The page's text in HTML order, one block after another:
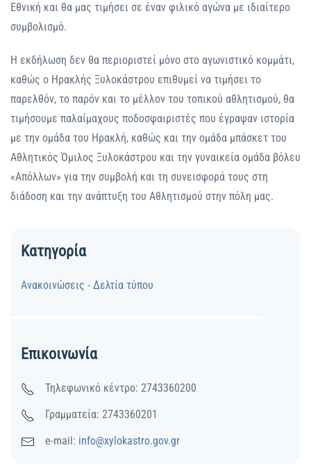
Εθνική και θα μας τιμήσει σε έναν φιλικό αγώνα με ιδιαίτερο
συμβολισμό.
Η εκδήλωση δεν θα περιοριστεί μόνο στο αγωνιστικό κομμάτι,
καθώς ο Ηρακλής Ξυλοκάστρου επιθυμεί να τιμήσει το
παρελθόν, το παρόν και το μέλλον του τοπικού αθλητισμού, θα
τιμήσουμε παλαίμαχους ποδοσφαιριστές που έγραψαν ιστορία
με την ομάδα του Ηρακλή, καθώς και την ομάδα μπάσκετ του
Αθλητικός Όμιλος Ξυλοκάστρου και την γυναικεία ομάδα βόλευ
«Απόλλων» για την συμβολή και τη συνεισφορά τους στη
διάδοση και την ανάπτυξη του Αθλητισμού στην πόλη μας.
Κατηγορία
Ανακοινώσεις - Δελτία τύπου
Επικοινωνία
Τηλεφωνικό κέντρο: 2743360200
Γραμματεία: 2743360201
e-mail: info@xylokastro.gov.gr